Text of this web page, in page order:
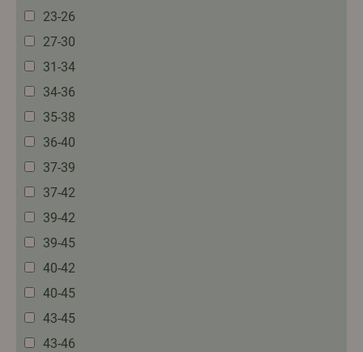
23-26
27-30
31-34
34-36
35-38
36-40
37-39
37-42
39-42
39-45
40-42
40-45
43-45
43-46